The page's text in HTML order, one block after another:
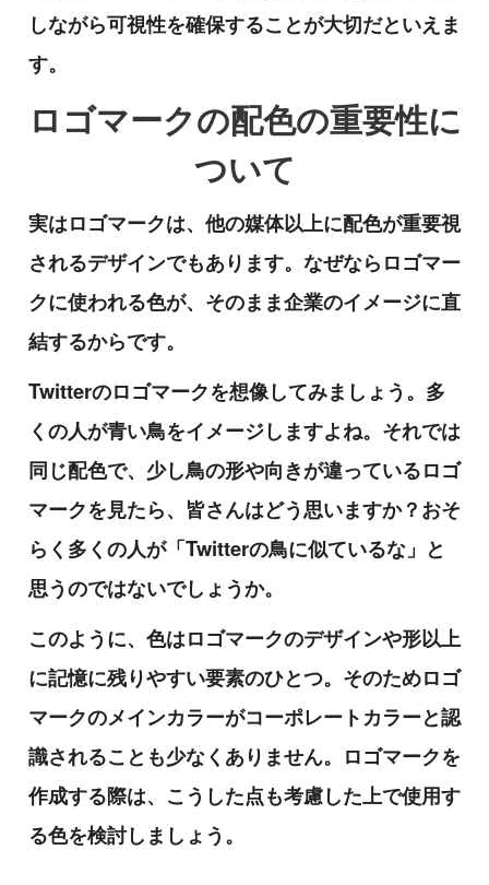
しながら可視性を確保することが大切だといえま
す。
ロゴマークの配色の重要性に
ついて
実はロゴマークは、他の媒体以上に配色が重要視
されるデザインでもあります。なぜならロゴマー
クに使われる色が、そのまま企業のイメージに直
結するからです。
Twitterのロゴマークを想像してみましょう。多
くの人が青い鳥をイメージしますよね。それでは
同じ配色で、少し鳥の形や向きが違っているロゴ
マークを見たら、皆さんはどう思いますか？おそ
らく多くの人が「Twitterの鳥に似ているな」と
思うのではないでしょうか。
このように、色はロゴマークのデザインや形以上
に記憶に残りやすい要素のひとつ。そのためロゴ
マークのメインカラーがコーポレートカラーと認
識されることも少なくありません。ロゴマークを
作成する際は、こうした点も考慮した上で使用す
る色を検討しましょう。